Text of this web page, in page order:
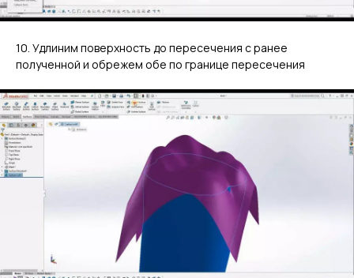
10. Удлиним поверхность до пересечения с ранее
полученной и обрежем обе по границе пересечения